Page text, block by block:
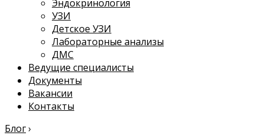
Эндокринология
УЗИ
Детское УЗИ
Лабораторные анализы
ДМС
Ведущие специалисты
Документы
Вакансии
Контакты
Блог›